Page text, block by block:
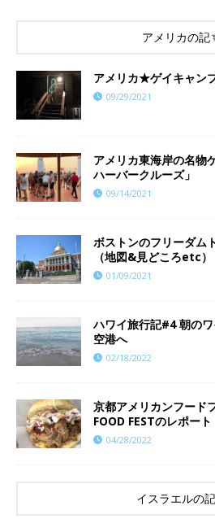
アメリカの記
アメリカ★ゲイキャン
09/29/2021
アメリカ東海岸の名物
ハーバークルーズ」
09/14/2021
ボストンのフリーダム
（地図&見どころetc）
01/09/2021
ハワイ旅行記#4 朝の
空港へ
02/18/2022
京都アメリカンフード
FOOD FESTのレポート
04/28/2022
イスラエルの